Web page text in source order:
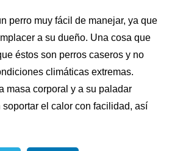
perro muy fácil de manejar, ya que
a su dueño. Una cosa que
éstos son perros caseros y no
climáticas extremas.
masa corporal y a su paladar
el calor con facilidad, así